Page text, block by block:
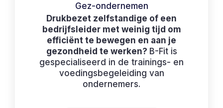
Gez-ondernemen
Drukbezet zelfstandige of een
bedrijfsleider met weinig tijd om
efficiënt te bewegen en aan je
gezondheid te werken? B-Fit is
gespecialiseerd in de trainings- en
voedingsbegeleiding van
ondernemers.